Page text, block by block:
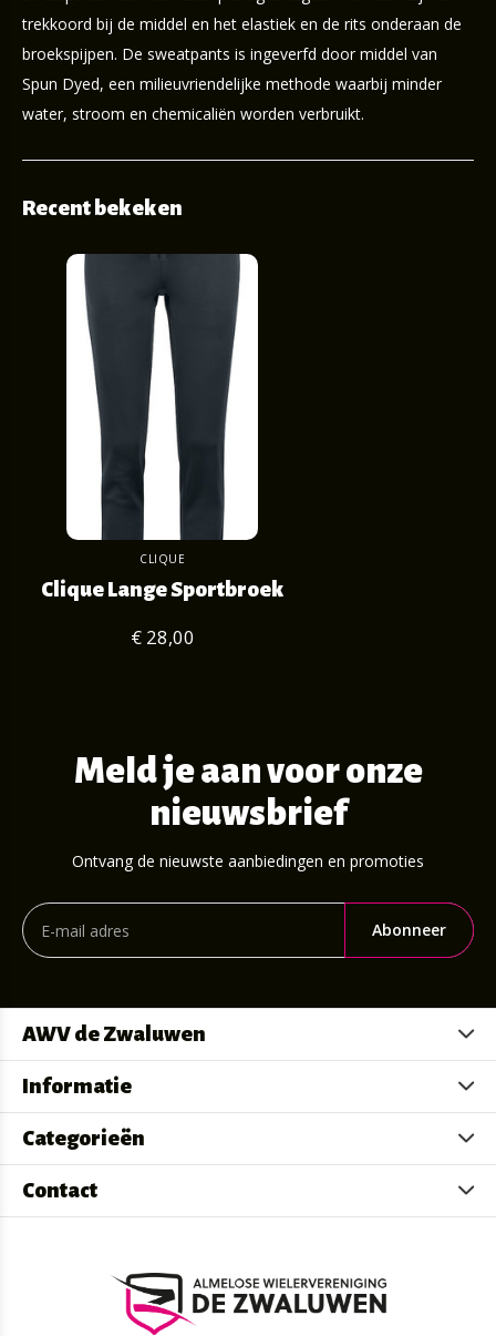
trekkoord bij de middel en het elastiek en de rits onderaan de
broekspijpen. De sweatpants is ingeverfd door middel van
Spun Dyed, een milieuvriendelijke methode waarbij minder
water, stroom en chemicaliën worden verbruikt.
Recent bekeken
CLIQUE
Clique Lange Sportbroek
€ 28,00
Meld je aan voor onze
nieuwsbrief
Ontvang de nieuwste aanbiedingen en promoties
Abonneer
AWV de Zwaluwen
Informatie
Categorieën
Contact